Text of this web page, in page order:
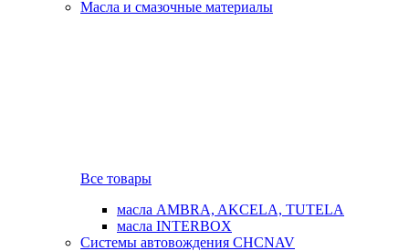
Масла и смазочные материалы
Все товары
масла AMBRA, AKCELA, TUTELA
масла INTERBOX
Системы автовождения CHCNAV